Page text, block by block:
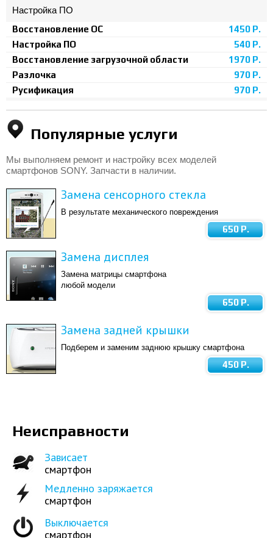
Настройка ПО
Восстановление ОС
1450 Р.
Настройка ПО
540 Р.
Восстановление загрузочной области
1970 Р.
Разлочка
970 Р.
Русификация
970 Р.
Популярные услуги
Мы выполняем ремонт и настройку всех моделей
смартфонов SONY. Запчасти в наличии.
Замена сенсорного стекла
В результате механического повреждения
650 Р.
Замена дисплея
Замена матрицы смартфона
любой модели
650 Р.
Замена задней крышки
Подберем и заменим заднюю крышку смартфона
450 Р.
Неисправности
Зависает
смартфон
Медленно заряжается
смартфон
Выключается
смартфон